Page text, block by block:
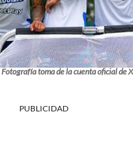
Fotografía toma de la cuenta oficial de X
PUBLICIDAD